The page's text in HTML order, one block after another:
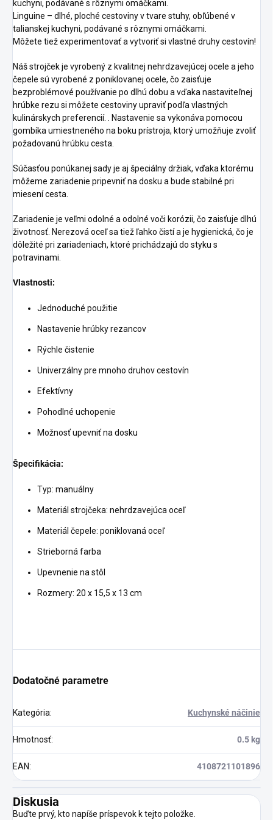
kuchyni, podávané s rôznymi omáčkami.
Linguine – dlhé, ploché cestoviny v tvare stuhy, obľúbené v
talianskej kuchyni, podávané s rôznymi omáčkami.
Môžete tiež experimentovať a vytvoriť si vlastné druhy cestovín!
Náš strojček je vyrobený z kvalitnej nehrdzavejúcej ocele a jeho
čepele sú vyrobené z poniklovanej ocele, čo zaisťuje
bezproblémové používanie po dlhú dobu a vďaka nastaviteľnej
hrúbke rezu si môžete cestoviny upraviť podľa vlastných
kulinárskych preferencií. . Nastavenie sa vykonáva pomocou
gombíka umiestneného na boku prístroja, ktorý umožňuje zvoliť
požadovanú hrúbku cesta.
Súčasťou ponúkanej sady je aj špeciálny držiak, vďaka ktorému
môžeme zariadenie pripevniť na dosku a bude stabilné pri
miesení cesta.
Zariadenie je veľmi odolné a odolné voči korózii, čo zaisťuje dlhú
životnosť. Nerezová oceľ sa tiež ľahko čistí a je hygienická, čo je
dôležité pri zariadeniach, ktoré prichádzajú do styku s
potravinami.
Vlastnosti:
Jednoduché použitie
Nastavenie hrúbky rezancov
Rýchle čistenie
Univerzálny pre mnoho druhov cestovín
Efektívny
Pohodlné uchopenie
Možnosť upevniť na dosku
Špecifikácia:
Typ: manuálny
Materiál strojčeka: nehrdzavejúca oceľ
Materiál čepele: poniklovaná oceľ
Strieborná farba
Upevnenie na stôl
Rozmery: 20 x 15,5 x 13 cm
Dodatočné parametre
Kategória: Kuchynské náčinie
Hmotnosť: 0.5 kg
EAN: 4108721101896
Diskusia
Buďte prvý, kto napíše príspevok k tejto položke.